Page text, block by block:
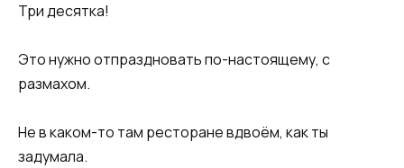
Три десятка!
Это нужно отпраздновать по-настоящему, с
размахом.
Не в каком-то там ресторане вдвоём, как ты
задумала.